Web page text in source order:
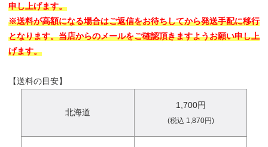
申し上げます。
※送料が高額になる場合はご返信をお待ちしてから発送手配に移行
となります。当店からのメールをご確認頂きますようお願い申し上
げます。
【送料の目安】
北海道
1,700円
(税込 1,870円)